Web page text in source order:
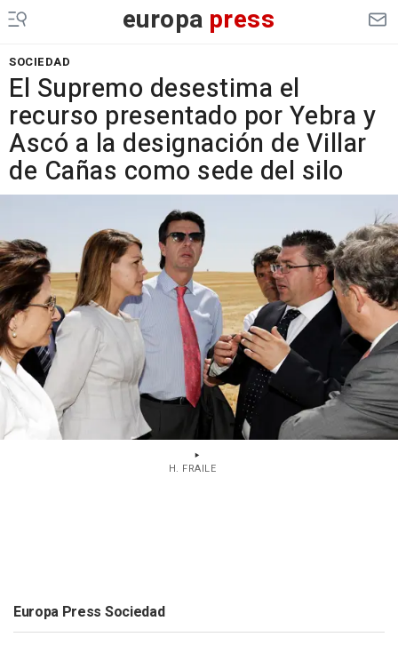
europa press
SOCIEDAD
El Supremo desestima el
recurso presentado por Yebra y
Ascó a la designación de Villar
de Cañas como sede del silo
H. FRAILE
Europa Press Sociedad